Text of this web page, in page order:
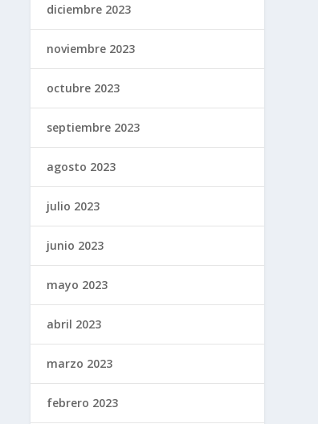
diciembre 2023
noviembre 2023
octubre 2023
septiembre 2023
agosto 2023
julio 2023
junio 2023
mayo 2023
abril 2023
marzo 2023
febrero 2023